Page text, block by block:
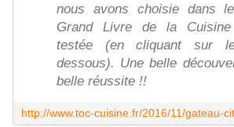
nous avons choisie dans
Grand Livre de la
testée (en cliquant sur
dessous). Une belle
belle réussite !!